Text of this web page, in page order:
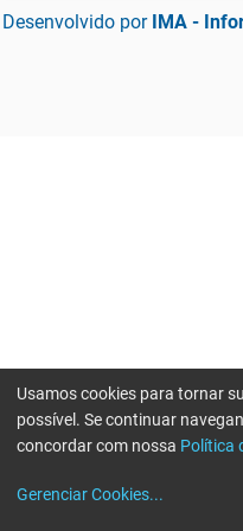
Desenvolvido por IMA -
Usamos cookies para tornar
possível. Se continuar
concordar com nossa Política
Gerenciar Cookies...
Erro ao enviar informações,